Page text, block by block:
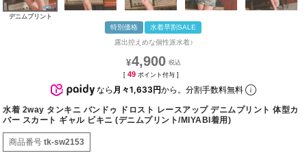
デニムプリント
特別価格
水着早割SALE
露出控えめな個性派水着♪
¥4,900
[ 49 ポイント付与 ]
なら 月々1,633円から。分割手数料無料
水着 2way タンキニ バンドゥ ドロスト レースアップ デニムプリント 体型カ
バー スカート ギャル ビキニ (デニムプリント/MIYABI着用)
商品番号 tk-sw2153